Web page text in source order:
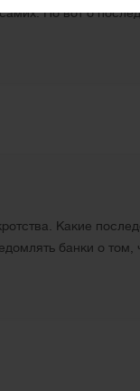
Но вот о
Какие
банки о том,